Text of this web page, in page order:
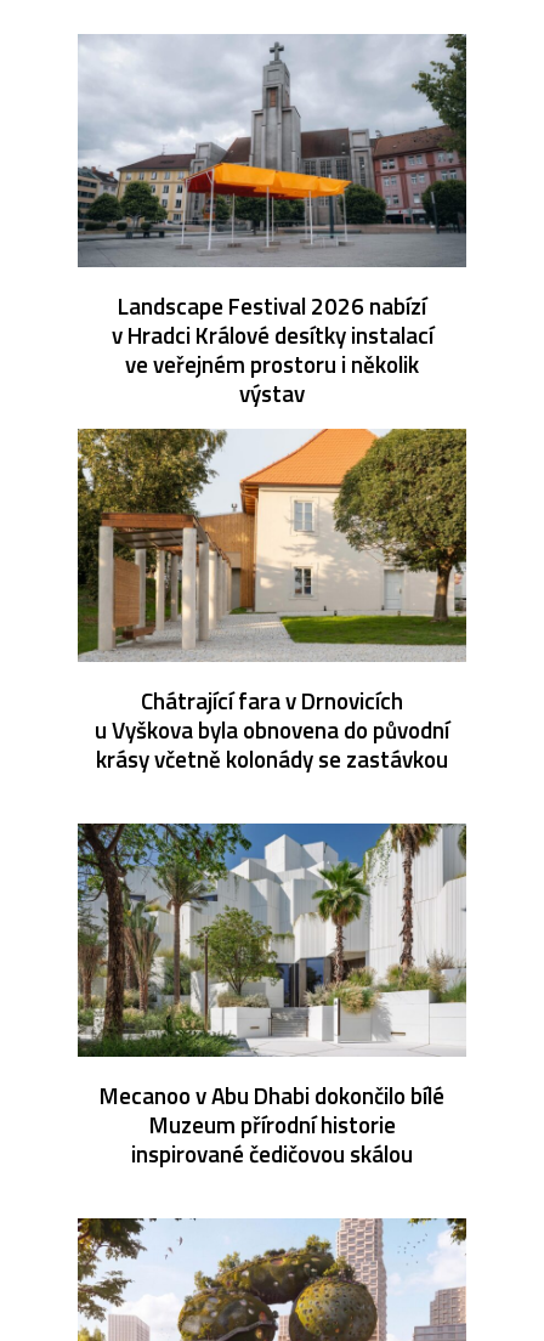
Landscape Festival 2026 nabízí
v Hradci Králové desítky instalací
ve veřejném prostoru i několik
výstav
Chátrající fara v Drnovicích
u Vyškova byla obnovena do původní
krásy včetně kolonády se zastávkou
Mecanoo v Abu Dhabi dokončilo bílé
Muzeum přírodní historie
inspirované čedičovou skálou